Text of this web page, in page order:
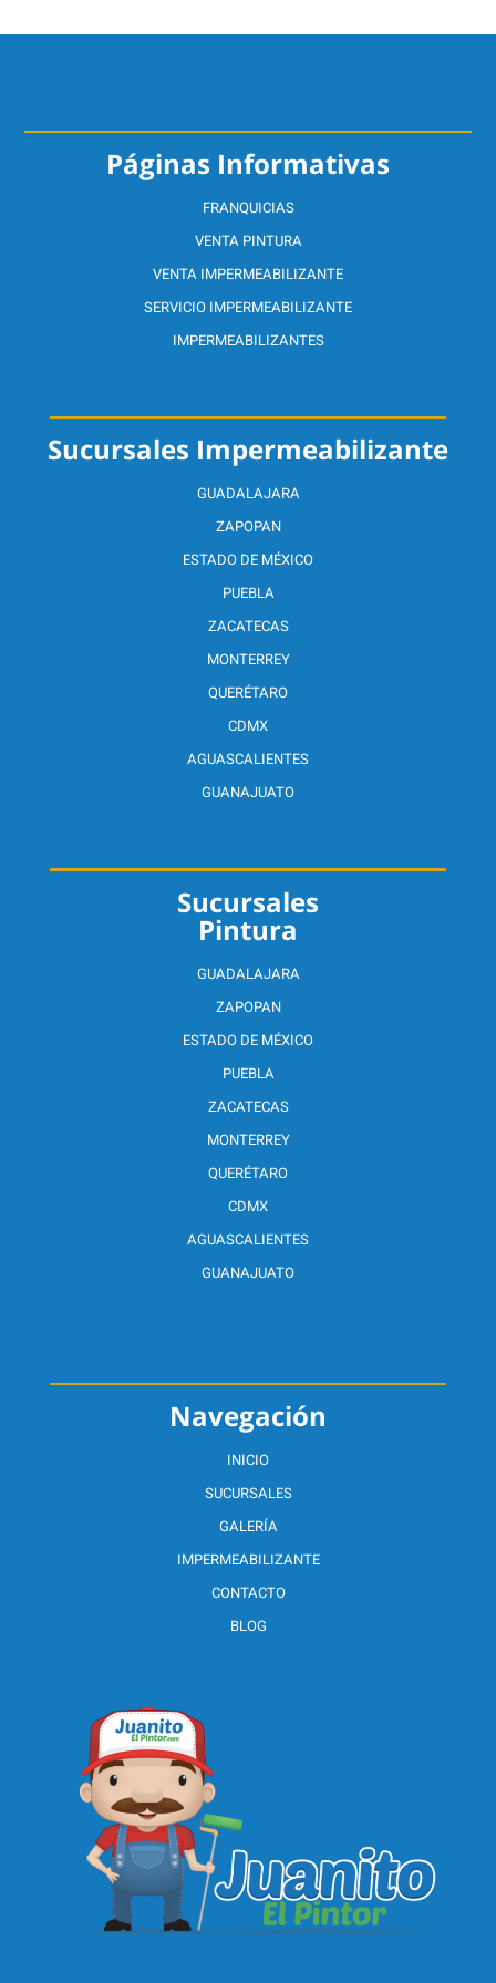
Navegación
INICIO
SUCURSALES
GALERÍA
IMPERMEABILIZANTE
CONTACTO
BLOG
Sucursales
Pintura
GUADALAJARA
ZAPOPAN
ESTADO DE MÉXICO
PUEBLA
ZACATECAS
MONTERREY
QUERÉTARO
CDMX
AGUASCALIENTES
GUANAJUATO
Sucursales Impermeabilizante
GUADALAJARA
ZAPOPAN
ESTADO DE MÉXICO
PUEBLA
ZACATECAS
MONTERREY
QUERÉTARO
CDMX
AGUASCALIENTES
GUANAJUATO
Páginas Informativas
FRANQUICIAS
VENTA PINTURA
VENTA IMPERMEABILIZANTE
SERVICIO IMPERMEABILIZANTE
IMPERMEABILIZANTES